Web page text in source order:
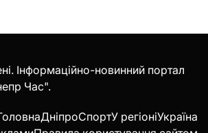
Інформаційно-новинний портал
Час".
ДніпроСпортУ регіоніУкраїна